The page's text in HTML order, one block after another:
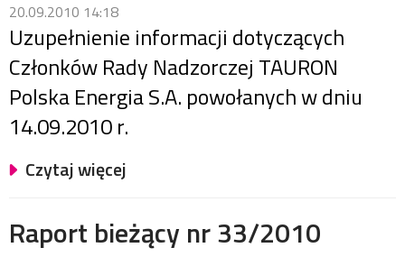
20.09.2010 14:18
Uzupełnienie informacji dotyczących
Członków Rady Nadzorczej TAURON
Polska Energia S.A. powołanych w dniu
14.09.2010 r.
Czytaj więcej
Raport bieżący nr 33/2010